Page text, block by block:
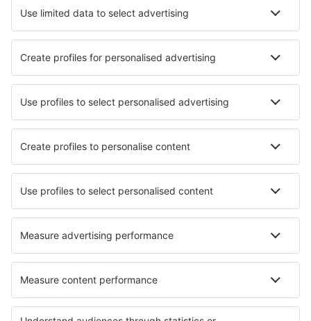
Cazare în Wismar Cazare în Insel Poel
Cazare în Hamburg Cazare în Goehren
Cele mai bune locuri de cazare - orașe
Cazare în Macduff Cazare în Vegårshei
Cazare Sao Benedito Cazare în Valley Stream
Cazare în Vegas de Coria Cazare în Oosterhout
Cazare în East Palo Alto Cazare în Tauwhare
Cele mai bune locuri de cazare - regiuni
Cazare in Saxonia Inferioară
Cazare in Mecklenburg Lake Plateau